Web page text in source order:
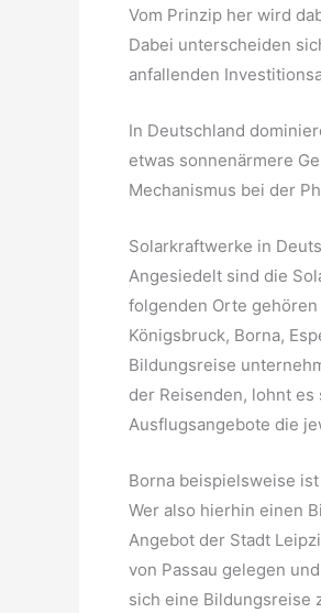
Vom Prinzip her wird
Dabei unterscheiden
anfallenden
In Deutschland
etwas sonnenärmere
Mechanismus bei der
Solarkraftwerke in
Angesiedelt sind die
folgenden Orte
Königsbruck, Borna,
Bildungsreise
der Reisenden, lohnt
Ausflugsangebote die
Borna beispielsweise
Wer also hierhin einen
Angebot der Stadt
von Passau gelegen
sich eine Bildungsreise